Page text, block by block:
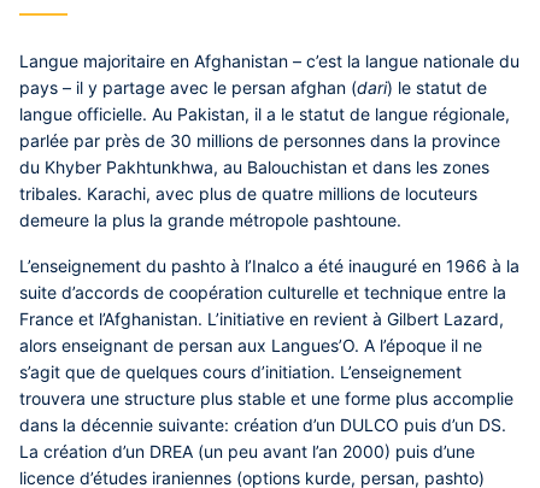
Langue majoritaire en Afghanistan – c’est la langue nationale du
pays – il y partage avec le persan afghan (dari) le statut de
langue officielle. Au Pakistan, il a le statut de langue régionale,
parlée par près de 30 millions de personnes dans la province
du Khyber Pakhtunkhwa, au Balouchistan et dans les zones
tribales. Karachi, avec plus de quatre millions de locuteurs
demeure la plus la grande métropole pashtoune.
L’enseignement du pashto à l’Inalco a été inauguré en 1966 à la
suite d’accords de coopération culturelle et technique entre la
France et l’Afghanistan. L’initiative en revient à Gilbert Lazard,
alors enseignant de persan aux Langues’O. A l’époque il ne
s’agit que de quelques cours d’initiation. L’enseignement
trouvera une structure plus stable et une forme plus accomplie
dans la décennie suivante: création d’un DULCO puis d’un DS.
La création d’un DREA (un peu avant l’an 2000) puis d’une
licence d’études iraniennes (options kurde, persan, pashto)